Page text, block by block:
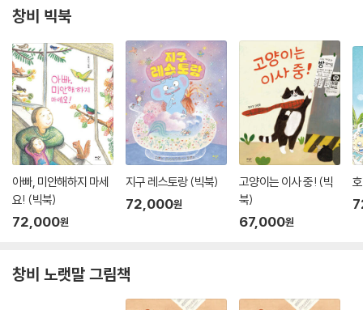
창비 빅북
아빠, 미안해하지 마세
요! (빅북)
72,000원
지구 레스토랑 (빅북)
72,000원
고양이는 이사 중! (빅
북)
67,000원
창비 노랫말 그림책